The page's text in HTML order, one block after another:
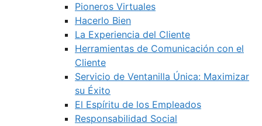
Pioneros Virtuales
Hacerlo Bien
La Experiencia del Cliente
Herramientas de Comunicación con el
Cliente
Servicio de Ventanilla Única: Maximizar
su Éxito
El Espíritu de los Empleados
Responsabilidad Social